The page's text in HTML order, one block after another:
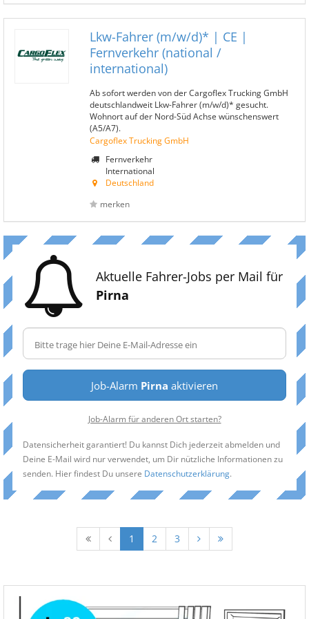
Lkw-Fahrer (m/w/d)* | CE |
Fernverkehr (national /
international)
Ab sofort werden von der Cargoflex Trucking GmbH
deutschlandweit Lkw-Fahrer (m/w/d)* gesucht.
Wohnort auf der Nord-Süd Achse wünschenswert
(A5/A7).
Cargoflex Trucking GmbH
Fernverkehr
International
Deutschland
merken
Aktuelle Fahrer-Jobs per Mail für
Pirna
Job-Alarm Pirna aktivieren
Job-Alarm für anderen Ort starten?
Datensicherheit garantiert! Du kannst Dich jederzeit abmelden und
Deine E-Mail wird nur verwendet, um Dir nützliche Informationen zu
senden. Hier findest Du unsere Datenschutzerklärung.
1 2 3